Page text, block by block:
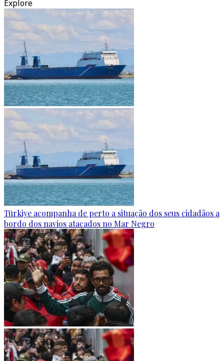
Explore
Türkiye acompanha de perto a situação dos seus cidadãos a
bordo dos navios atacados no Mar Negro